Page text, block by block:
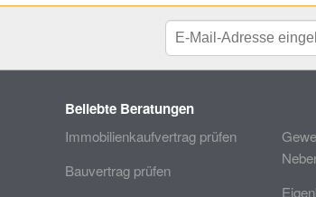
Beliebte Beratungen
Immobilienkaufvertrag prüfen
Bauvertrag prüfen